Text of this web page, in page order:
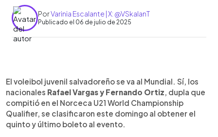
PorVarinia Escalante | X: @VSkalanT
Publicado el 06 de julio de 2025
► Escuchar artículo
El voleibol juvenil salvadoreño se va al Mundial. Sí, los
nacionales Rafael Vargas y Fernando Ortiz , dupla que
compitió en el Norceca U21 World Championship
Qualifier, se clasificaron este domingo al obtener el
quinto y último boleto al evento.